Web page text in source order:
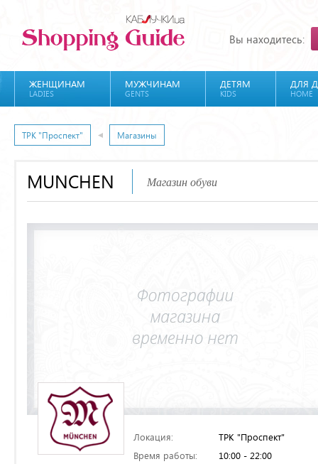
Вы находитесь:
ЖЕНЩИНАМ
LADIES
МУЖЧИНАМ
GENTS
ДЕТЯМ
KIDS
ДЛЯ
HOME
ТРК "Проспект" Магазины
MUNCHEN Магазин обуви
Локация:
ТРК "Проспект"
Время работы:
10:00 - 22:00